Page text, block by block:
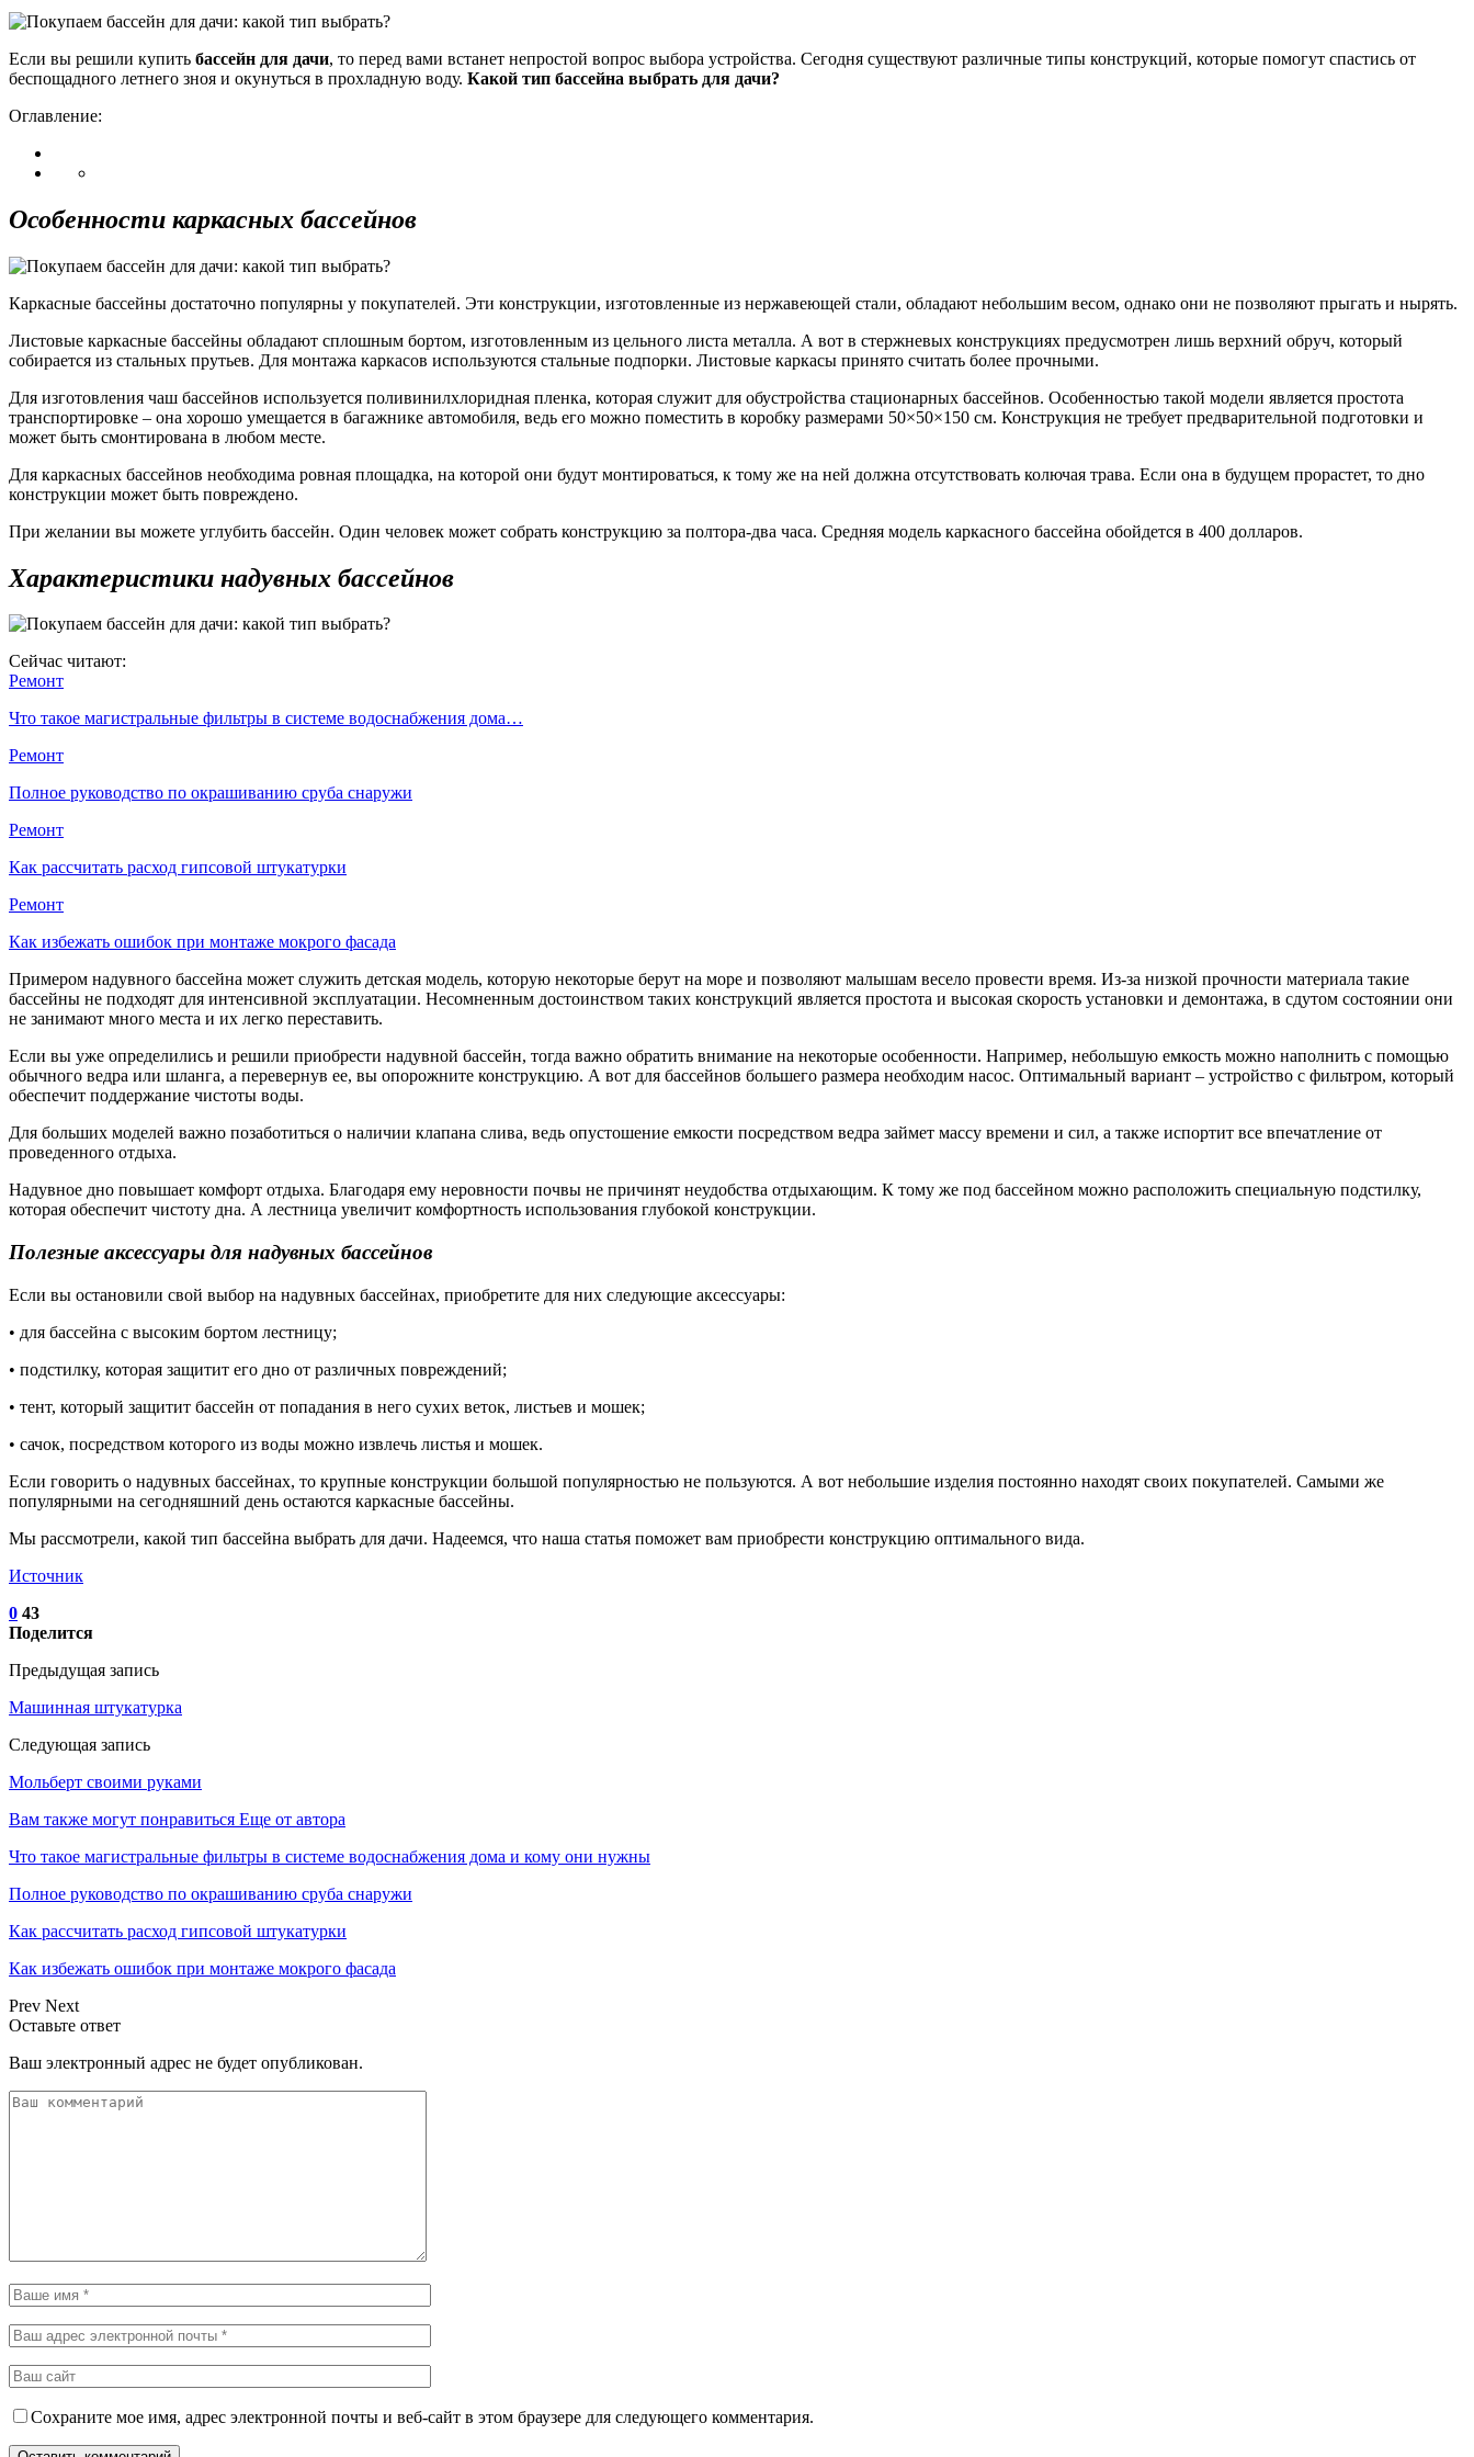
Если вы решили купить бассейн для дачи, то перед вами встанет непростой вопрос выбора устройства. Сегодня существуют различные типы конструкций, которые помогут спастись от
беспощадного летнего зноя и окунуться в прохладную воду. Какой тип бассейна выбрать для дачи?
Оглавление:
Особенности каркасных бассейнов
Каркасные бассейны достаточно популярны у покупателей. Эти конструкции, изготовленные из нержавеющей стали, обладают небольшим весом, однако они не позволяют прыгать и нырять.
Листовые каркасные бассейны обладают сплошным бортом, изготовленным из цельного листа металла. А вот в стержневых конструкциях предусмотрен лишь верхний обруч, который
собирается из стальных прутьев. Для монтажа каркасов используются стальные подпорки. Листовые каркасы принято считать более прочными.
Для изготовления чаш бассейнов используется поливинилхлоридная пленка, которая служит для обустройства стационарных бассейнов. Особенностью такой модели является простота
транспортировке – она хорошо умещается в багажнике автомобиля, ведь его можно поместить в коробку размерами 50×50×150 см. Конструкция не требует предварительной подготовки и
может быть смонтирована в любом месте.
Для каркасных бассейнов необходима ровная площадка, на которой они будут монтироваться, к тому же на ней должна отсутствовать колючая трава. Если она в будущем прорастет, то дно
конструкции может быть повреждено.
При желании вы можете углубить бассейн. Один человек может собрать конструкцию за полтора-два часа. Средняя модель каркасного бассейна обойдется в 400 долларов.
Характеристики надувных бассейнов
Сейчас читают:
Ремонт
Что такое магистральные фильтры в системе водоснабжения дома…
Ремонт
Полное руководство по окрашиванию сруба снаружи
Ремонт
Как рассчитать расход гипсовой штукатурки
Ремонт
Как избежать ошибок при монтаже мокрого фасада
Примером надувного бассейна может служить детская модель, которую некоторые берут на море и позволяют малышам весело провести время. Из-за низкой прочности материала такие
бассейны не подходят для интенсивной эксплуатации. Несомненным достоинством таких конструкций является простота и высокая скорость установки и демонтажа, в сдутом состоянии они
не занимают много места и их легко переставить.
Если вы уже определились и решили приобрести надувной бассейн, тогда важно обратить внимание на некоторые особенности. Например, небольшую емкость можно наполнить с помощью
обычного ведра или шланга, а перевернув ее, вы опорожните конструкцию. А вот для бассейнов большего размера необходим насос. Оптимальный вариант – устройство с фильтром, который
обеспечит поддержание чистоты воды.
Для больших моделей важно позаботиться о наличии клапана слива, ведь опустошение емкости посредством ведра займет массу времени и сил, а также испортит все впечатление от
проведенного отдыха.
Надувное дно повышает комфорт отдыха. Благодаря ему неровности почвы не причинят неудобства отдыхающим. К тому же под бассейном можно расположить специальную подстилку,
которая обеспечит чистоту дна. А лестница увеличит комфортность использования глубокой конструкции.
Полезные аксессуары для надувных бассейнов
Если вы остановили свой выбор на надувных бассейнах, приобретите для них следующие аксессуары:
• для бассейна с высоким бортом лестницу;
• подстилку, которая защитит его дно от различных повреждений;
• тент, который защитит бассейн от попадания в него сухих веток, листьев и мошек;
• сачок, посредством которого из воды можно извлечь листья и мошек.
Если говорить о надувных бассейнах, то крупные конструкции большой популярностью не пользуются. А вот небольшие изделия постоянно находят своих покупателей. Самыми же
популярными на сегодняшний день остаются каркасные бассейны.
Мы рассмотрели, какой тип бассейна выбрать для дачи. Надеемся, что наша статья поможет вам приобрести конструкцию оптимального вида.
Источник
0 43
Поделится
Предыдущая запись
Машинная штукатурка
Следующая запись
Мольберт своими руками
Вам также могут понравиться Еще от автора
Что такое магистральные фильтры в системе водоснабжения дома и кому они нужны
Полное руководство по окрашиванию сруба снаружи
Как рассчитать расход гипсовой штукатурки
Как избежать ошибок при монтаже мокрого фасада
Prev Next
Оставьте ответ
Ваш электронный адрес не будет опубликован.
Сохраните мое имя, адрес электронной почты и веб-сайт в этом браузере для следующего комментария.